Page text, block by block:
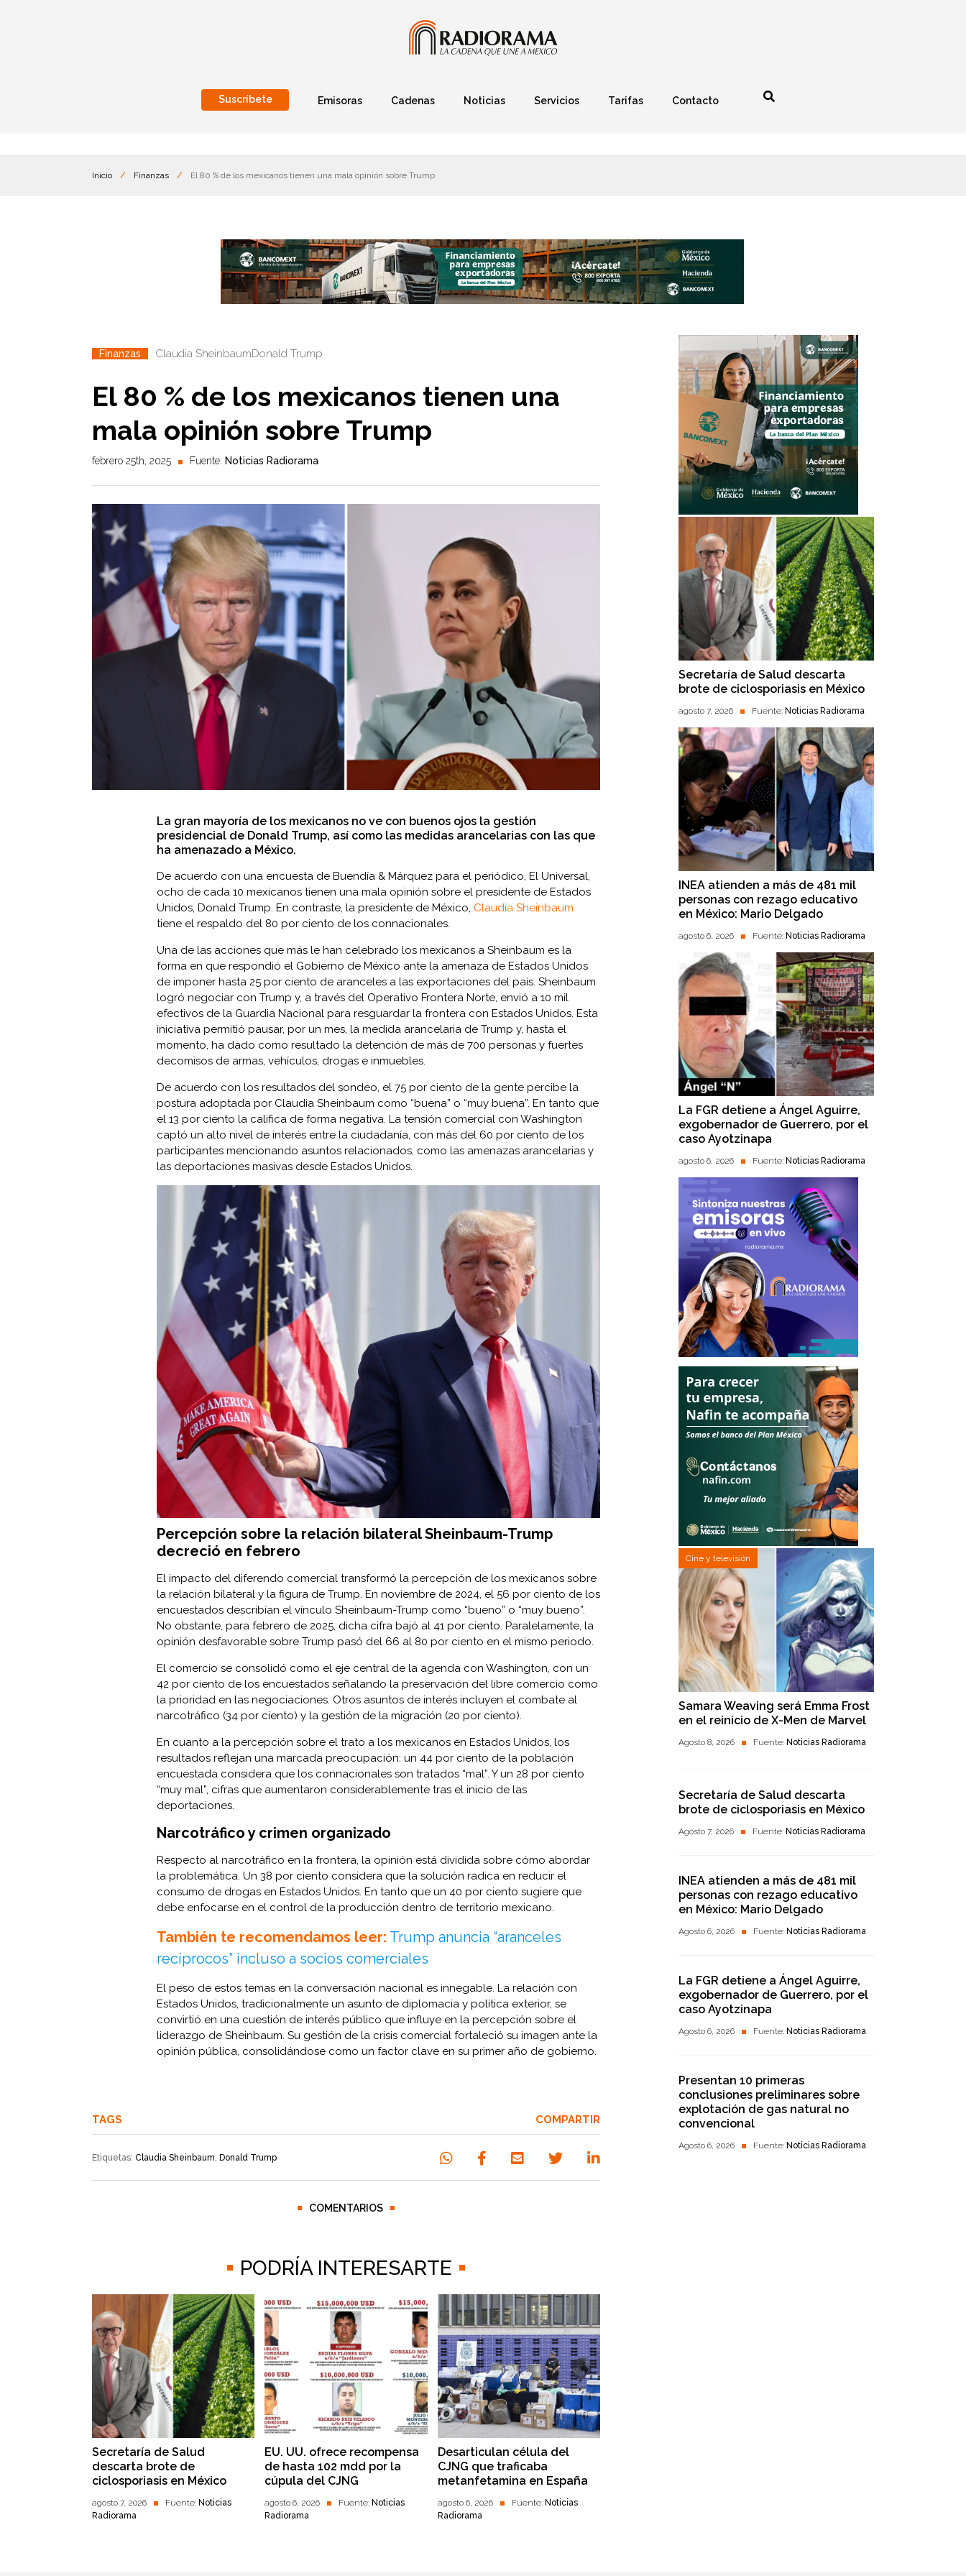
Suscríbete Emisoras Cadenas Noticias Servicios Tarifas Contacto
Inicio / Finanzas / El 80 % de los mexicanos tienen una mala opinión sobre Trump
Finanzas Claudia SheinbaumDonald Trump
El 80 % de los mexicanos tienen una
mala opinión sobre Trump
febrero 25th, 2025 Fuente: Noticias Radiorama
La gran mayoría de los mexicanos no ve con buenos ojos la gestión
presidencial de Donald Trump, así como las medidas arancelarias con las que
ha amenazado a México.
De acuerdo con una encuesta de Buendía & Márquez para el periódico, El Universal,
ocho de cada 10 mexicanos tienen una mala opinión sobre el presidente de Estados
Unidos, Donald Trump. En contraste, la presidente de México, Claudia Sheinbaum
tiene el respaldo del 80 por ciento de los connacionales.
Una de las acciones que más le han celebrado los mexicanos a Sheinbaum es la
forma en que respondió el Gobierno de México ante la amenaza de Estados Unidos
de imponer hasta 25 por ciento de aranceles a las exportaciones del país. Sheinbaum
logró negociar con Trump y, a través del Operativo Frontera Norte, envió a 10 mil
efectivos de la Guardia Nacional para resguardar la frontera con Estados Unidos. Esta
iniciativa permitió pausar, por un mes, la medida arancelaria de Trump y, hasta el
momento, ha dado como resultado la detención de más de 700 personas y fuertes
decomisos de armas, vehículos, drogas e inmuebles.
De acuerdo con los resultados del sondeo, el 75 por ciento de la gente percibe la
postura adoptada por Claudia Sheinbaum como “buena” o “muy buena”. En tanto que
el 13 por ciento la califica de forma negativa. La tensión comercial con Washington
captó un alto nivel de interés entre la ciudadanía, con más del 60 por ciento de los
participantes mencionando asuntos relacionados, como las amenazas arancelarias y
las deportaciones masivas desde Estados Unidos.
Percepción sobre la relación bilateral Sheinbaum-Trump
decreció en febrero
El impacto del diferendo comercial transformó la percepción de los mexicanos sobre
la relación bilateral y la figura de Trump. En noviembre de 2024, el 56 por ciento de los
encuestados describían el vínculo Sheinbaum-Trump como “bueno” o “muy bueno”.
No obstante, para febrero de 2025, dicha cifra bajó al 41 por ciento. Paralelamente, la
opinión desfavorable sobre Trump pasó del 66 al 80 por ciento en el mismo periodo.
El comercio se consolidó como el eje central de la agenda con Washington, con un
42 por ciento de los encuestados señalando la preservación del libre comercio como
la prioridad en las negociaciones. Otros asuntos de interés incluyen el combate al
narcotráfico (34 por ciento) y la gestión de la migración (20 por ciento).
En cuanto a la percepción sobre el trato a los mexicanos en Estados Unidos, los
resultados reflejan una marcada preocupación: un 44 por ciento de la población
encuestada considera que los connacionales son tratados “mal”. Y un 28 por ciento
“muy mal”, cifras que aumentaron considerablemente tras el inicio de las
deportaciones.
Narcotráfico y crimen organizado
Respecto al narcotráfico en la frontera, la opinión está dividida sobre cómo abordar
la problemática. Un 38 por ciento considera que la solución radica en reducir el
consumo de drogas en Estados Unidos. En tanto que un 40 por ciento sugiere que
debe enfocarse en el control de la producción dentro de territorio mexicano.
También te recomendamos leer: Trump anuncia “aranceles
recíprocos” incluso a socios comerciales
El peso de estos temas en la conversación nacional es innegable. La relación con
Estados Unidos, tradicionalmente un asunto de diplomacia y política exterior, se
convirtió en una cuestión de interés público que influye en la percepción sobre el
liderazgo de Sheinbaum. Su gestión de la crisis comercial fortaleció su imagen ante la
opinión pública, consolidándose como un factor clave en su primer año de gobierno.
TAGS
Etiquetas: Claudia Sheinbaum Donald Trump
COMPARTIR
COMENTARIOS
PODRÍA INTERESARTE
Secretaría de Salud
descarta brote de
ciclosporiasis en México
agosto 7, 2026 Fuente: Noticias
Radiorama
EU. UU. ofrece recompensa
de hasta 102 mdd por la
cúpula del CJNG
agosto 6, 2026 Fuente:Noticias
Radiorama
Desarticulan célula del
CJNG que traficaba
metanfetamina en España
agosto 6, 2026 Fuente: Noticias
Radiorama
Secretaría de Salud descarta
brote de ciclosporiasis en México
agosto 7, 2026 Fuente: Noticias Radiorama
INEA atienden a más de 481 mil
personas con rezago educativo
en México: Mario Delgado
agosto 6, 2026 Fuente: Noticias Radiorama
La FGR detiene a Ángel Aguirre,
exgobernador de Guerrero, por el
caso Ayotzinapa
agosto 6, 2026 Fuente: Noticias Radiorama
Cine y televisión
Samara Weaving será Emma Frost
en el reinicio de X-Men de Marvel
Agosto 8, 2026 Fuente: Noticias Radiorama
Secretaría de Salud descarta
brote de ciclosporiasis en México
Agosto 7, 2026 Fuente: Noticias Radiorama
INEA atienden a más de 481 mil
personas con rezago educativo
en México: Mario Delgado
Agosto 6, 2026 Fuente: Noticias Radiorama
La FGR detiene a Ángel Aguirre,
exgobernador de Guerrero, por el
caso Ayotzinapa
Agosto 6, 2026 Fuente: Noticias Radiorama
Presentan 10 primeras
conclusiones preliminares sobre
explotación de gas natural no
convencional
Agosto 6, 2026 Fuente: Noticias Radiorama